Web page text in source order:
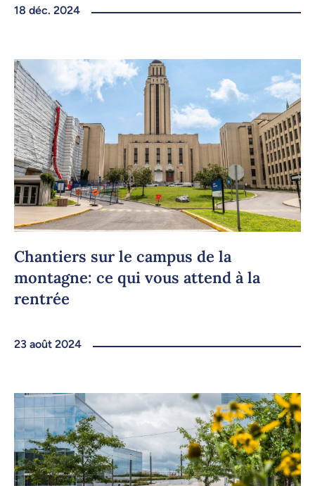
18 déc. 2024
Chantiers sur le campus de la
montagne: ce qui vous attend à la
rentrée
23 août 2024